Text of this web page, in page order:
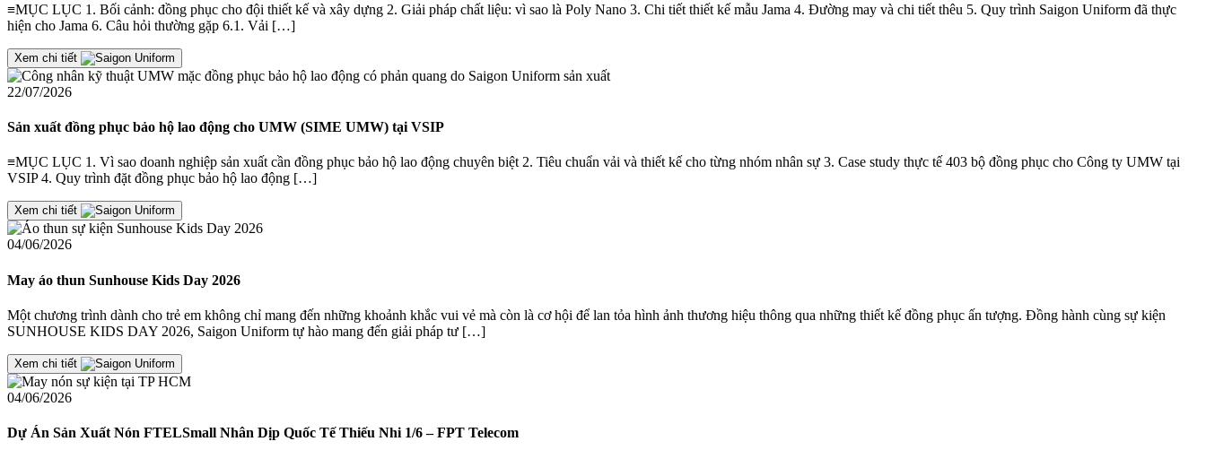
≡MỤC LỤC 1. Bối cảnh: đồng phục cho đội thiết kế và xây dựng 2. Giải pháp chất liệu: vì sao là Poly Nano 3. Chi tiết thiết kế mẫu Jama 4. Đường may và chi tiết thêu 5. Quy trình Saigon Uniform đã thực
hiện cho Jama 6. Câu hỏi thường gặp 6.1. Vải […]
Xem chi tiết
22/07/2026
Sản xuất đồng phục bảo hộ lao động cho UMW (SIME UMW) tại VSIP
≡MỤC LỤC 1. Vì sao doanh nghiệp sản xuất cần đồng phục bảo hộ lao động chuyên biệt 2. Tiêu chuẩn vải và thiết kế cho từng nhóm nhân sự 3. Case study thực tế 403 bộ đồng phục cho Công ty UMW tại
VSIP 4. Quy trình đặt đồng phục bảo hộ lao động […]
Xem chi tiết
04/06/2026
May áo thun Sunhouse Kids Day 2026
Một chương trình dành cho trẻ em không chỉ mang đến những khoảnh khắc vui vẻ mà còn là cơ hội để lan tỏa hình ảnh thương hiệu thông qua những thiết kế đồng phục ấn tượng. Đồng hành cùng sự kiện
SUNHOUSE KIDS DAY 2026, Saigon Uniform tự hào mang đến giải pháp tư […]
Xem chi tiết
04/06/2026
Dự Án Sản Xuất Nón FTELSmall Nhân Dịp Quốc Tế Thiếu Nhi 1/6 – FPT Telecom